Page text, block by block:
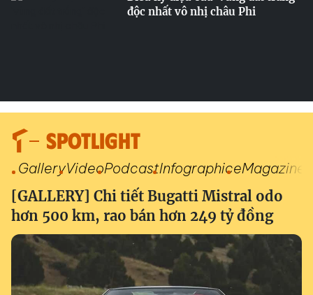
độc nhất vô nhị châu Phi
SPOTLIGHT
GalleryVideoPodcastInfographiceMagazine
[GALLERY] Chi tiết Bugatti Mistral odo
hơn 500 km, rao bán hơn 249 tỷ đồng